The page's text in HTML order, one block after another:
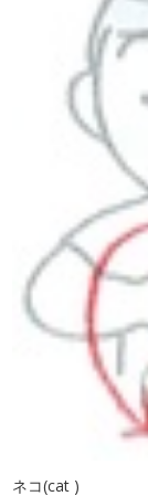
ネコ(cat )